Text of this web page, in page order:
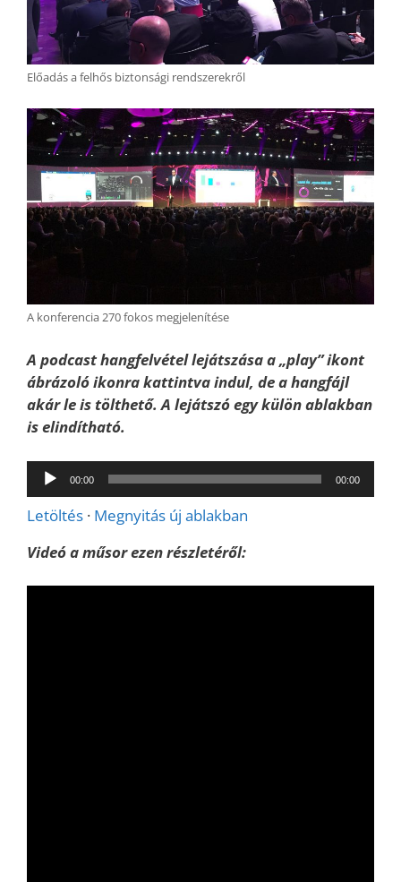
Előadás a felhős biztonsági rendszerekről
A konferencia 270 fokos megjelenítése
A podcast hangfelvétel lejátszása a „play” ikont
ábrázoló ikonra kattintva indul, de a hangfájl
akár le is tölthető. A lejátszó egy külön ablakban
is elindítható.
Audió
lejátszó
00:00 00:00
Letöltés · Megnyitás új ablakban
Videó a műsor ezen részletéről: